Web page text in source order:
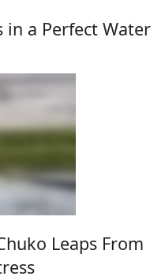
in a Perfect Water
Leaps From